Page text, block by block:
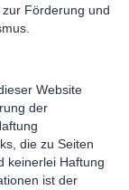
Förderung und
Website
der
die zu Seiten
keinerlei Haftung
ist der